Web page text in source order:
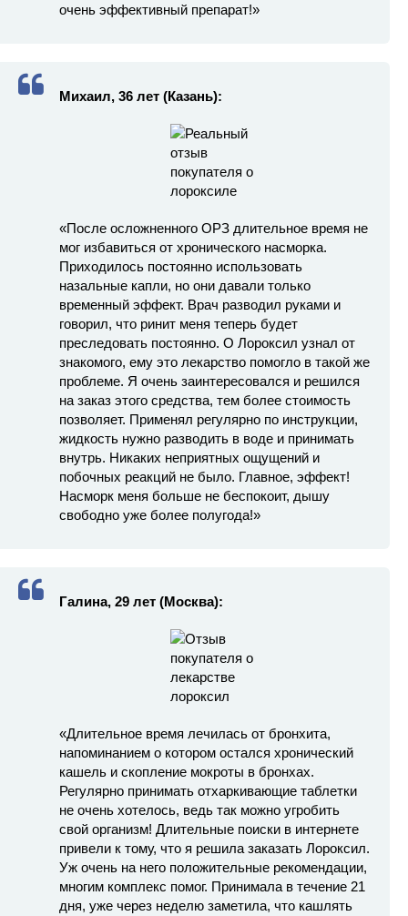
очень эффективный препарат!»
Михаил, 36 лет (Казань):
«После осложненного ОРЗ длительное время не
мог избавиться от хронического насморка.
Приходилось постоянно использовать
назальные капли, но они давали только
временный эффект. Врач разводил руками и
говорил, что ринит меня теперь будет
преследовать постоянно. О Лороксил узнал от
знакомого, ему это лекарство помогло в такой же
проблеме. Я очень заинтересовался и решился
на заказ этого средства, тем более стоимость
позволяет. Применял регулярно по инструкции,
жидкость нужно разводить в воде и принимать
внутрь. Никаких неприятных ощущений и
побочных реакций не было. Главное, эффект!
Насморк меня больше не беспокоит, дышу
свободно уже более полугода!»
Галина, 29 лет (Москва):
«Длительное время лечилась от бронхита,
напоминанием о котором остался хронический
кашель и скопление мокроты в бронхах.
Регулярно принимать отхаркивающие таблетки
не очень хотелось, ведь так можно угробить
свой организм! Длительные поиски в интернете
привели к тому, что я решила заказать Лороксил.
Уж очень на него положительные рекомендации,
многим комплекс помог. Принимала в течение 21
дня, уже через неделю заметила, что кашлять